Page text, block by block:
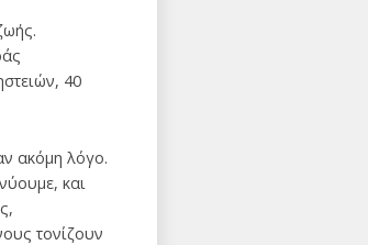
40
ακόμη λόγο.
και
τονίζουν